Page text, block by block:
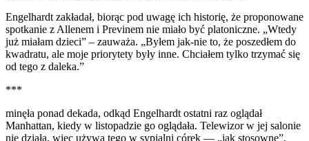
Engelhardt zakładał, biorąc pod uwagę ich historię, że proponowane
spotkanie z Allenem i Previnem nie miało być platoniczne. „Wtedy
już miałam dzieci” – zauważa. „Byłem jak-nie to, że poszedłem do
kwadratu, ale moje priorytety były inne. Chciałem tylko trzymać się
od tego z daleka.”
***
minęła ponad dekada, odkąd Engelhardt ostatni raz oglądał
Manhattan, kiedy w listopadzie go oglądała. Telewizor w jej salonie
nie działa, więc używa tego w sypialni córek — „jak stosowne”,